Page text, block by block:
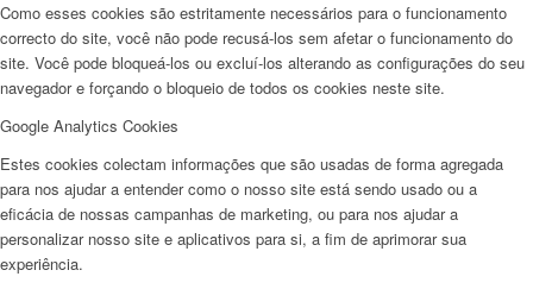
Como esses cookies são estritamente necessários para o funcionamento
correcto do site, você não pode recusá-los sem afetar o funcionamento do
site. Você pode bloqueá-los ou excluí-los alterando as configurações do seu
navegador e forçando o bloqueio de todos os cookies neste site.
Google Analytics Cookies
Estes cookies colectam informações que são usadas de forma agregada
para nos ajudar a entender como o nosso site está sendo usado ou a
eficácia de nossas campanhas de marketing, ou para nos ajudar a
personalizar nosso site e aplicativos para si, a fim de aprimorar sua
experiência.